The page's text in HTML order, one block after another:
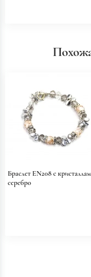
Браслет EN208 с
серебро